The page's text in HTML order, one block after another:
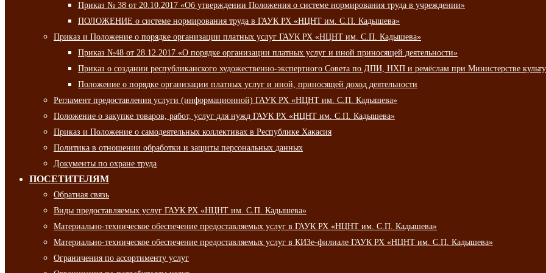
Приказ № 38 от 20.10.2017 «Об утверждении Положения о системе нормирования труда в учреждении»
ПОЛОЖЕНИЕ о системе нормирования труда в ГАУК РХ «НЦНТ им. С.П. Кадышева»
Приказ и Положение о порядке организации платных услуг ГАУК РХ «НЦНТ им. С.П. Кадышева»
Приказ №48 от 28.12.2017 «О порядке организации платных услуг и иной приносящей деятельности»
Приказ о создании республиканского художественно-экспертного Совета по ДПИ, НХП и ремёслам при Министерстве
Положение о порядке организации платных услуг и иной, приносящей доход деятельности
Регламент предоставления услуги (информационной) ГАУК РХ «НЦНТ им. С.П. Кадышева»
Положение о закупке товаров, работ, услуг для нужд ГАУК РХ «НЦНТ им. С.П. Кадышева»
Приказ и Положение о самодеятельных коллективах в Республике Хакасия
Политика в отношении обработки и защиты персональных данных
Документы по охране труда
ПОСЕТИТЕЛЯМ
Обратная связь
Виды предоставляемых услуг ГАУК РХ «НЦНТ им. С.П. Кадышева»
Материально-техническое обеспечение предоставляемых услуг в ГАУК РХ «НЦНТ им. С.П. Кадышева»
Материально-техническое обеспечение предоставляемых услуг в КИЗе-филиале ГАУК РХ «НЦНТ им. С.П. Кадышева»
Ограничения по ассортименту услуг